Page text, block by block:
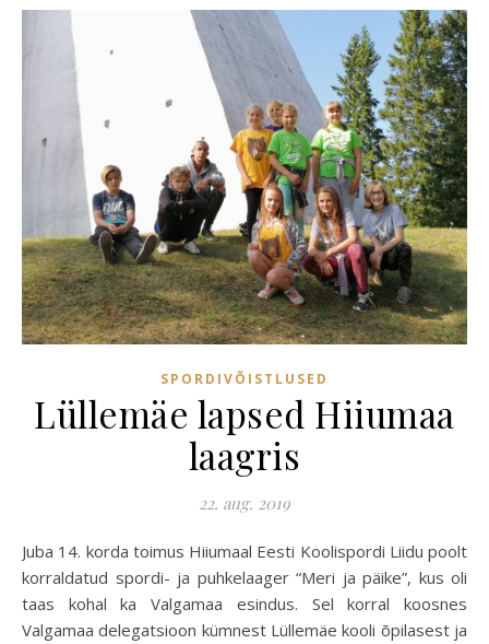
SPORDIVÕISTLUSED
Lüllemäe lapsed Hiiumaa
laagris
22. aug. 2019
Juba 14. korda toimus Hiiumaal Eesti Koolispordi Liidu poolt
korraldatud spordi- ja puhkelaager “Meri ja päike”, kus oli
taas kohal ka Valgamaa esindus. Sel korral koosnes
Valgamaa delegatsioon kümnest Lüllemäe kooli õpilasest ja